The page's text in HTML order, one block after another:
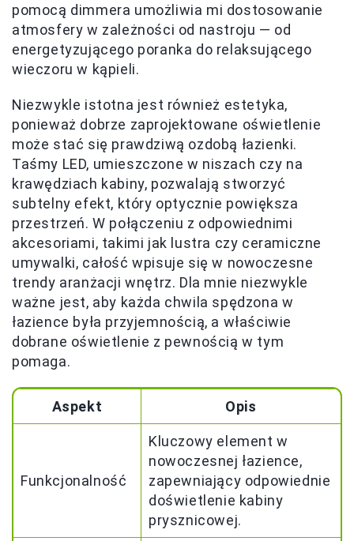
pomocą dimmera umożliwia mi dostosowanie
atmosfery w zależności od nastroju — od
energetyzującego poranka do relaksującego
wieczoru w kąpieli.
Niezwykle istotna jest również estetyka,
ponieważ dobrze zaprojektowane oświetlenie
może stać się prawdziwą ozdobą łazienki.
Taśmy LED, umieszczone w niszach czy na
krawędziach kabiny, pozwalają stworzyć
subtelny efekt, który optycznie powiększa
przestrzeń. W połączeniu z odpowiednimi
akcesoriami, takimi jak lustra czy ceramiczne
umywalki, całość wpisuje się w nowoczesne
trendy aranżacji wnętrz. Dla mnie niezwykle
ważne jest, aby każda chwila spędzona w
łazience była przyjemnością, a właściwie
dobrane oświetlenie z pewnością w tym
pomaga.
Aspekt Opis
Funkcjonalność
Kluczowy element w
nowoczesnej łazience,
zapewniający odpowiednie
doświetlenie kabiny
prysznicowej.